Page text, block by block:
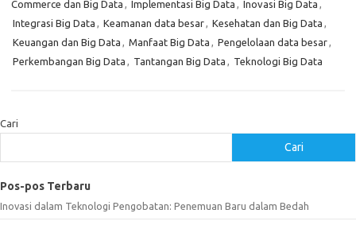
Commerce dan Big Data , Implementasi Big Data , Inovasi Big Data ,
Integrasi Big Data , Keamanan data besar, Kesehatan dan Big Data ,
Keuangan dan Big Data , Manfaat Big Data , Pengelolaan data besar,
Perkembangan Big Data , Tantangan Big Data , Teknologi Big Data
Cari
Cari
Pos-pos Terbaru
Inovasi dalam Teknologi Pengobatan: Penemuan Baru dalam Bedah